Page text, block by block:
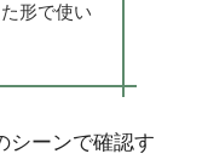
形で使い
シーンで確認す